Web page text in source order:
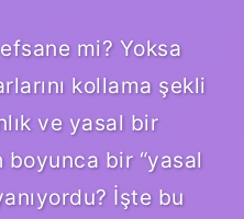
mi? Yoksa
kollama şekli
ve yasal bir
bir “yasal
İşte bu